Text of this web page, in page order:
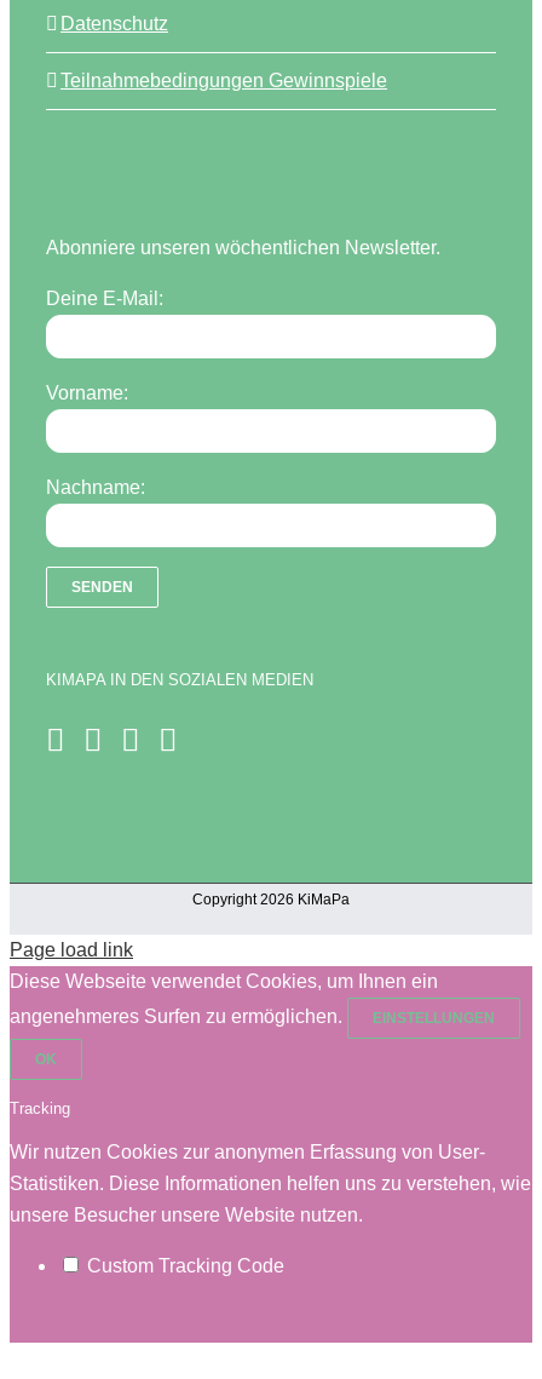
Datenschutz
Teilnahmebedingungen Gewinnspiele
Abonniere unseren wöchentlichen Newsletter.
Deine E-Mail:
Vorname:
Nachname:
KIMAPA IN DEN SOZIALEN MEDIEN
Copyright 2026 KiMaPa
Page load link
Diese Webseite verwendet Cookies, um Ihnen ein
angenehmeres Surfen zu ermöglichen.
EINSTELLUNGEN
OK
Tracking
Wir nutzen Cookies zur anonymen Erfassung von User-
Statistiken. Diese Informationen helfen uns zu verstehen, wie
unsere Besucher unsere Website nutzen.
Custom Tracking Code